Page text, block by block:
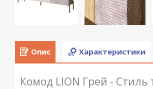
Опис Характеристики
Комод LION Грей - Стиль